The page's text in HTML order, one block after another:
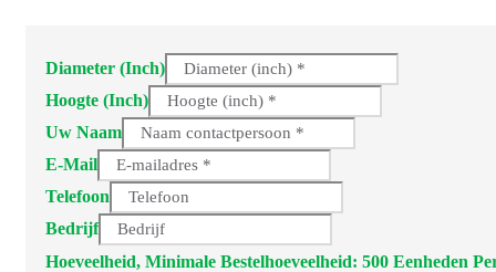
Diameter (inch)
Hoogte (inch)
Uw Naam
E-Mail
Telefoon
Bedrijf
Hoeveelheid, Minimale Bestelhoeveelheid: 500 Eenheden